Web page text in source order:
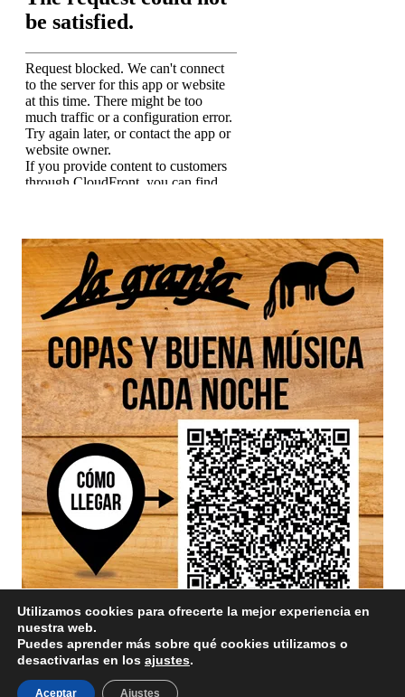
Utilizamos cookies para ofrecerte la mejor experiencia en
nuestra web.
Puedes aprender más sobre qué cookies utilizamos o
desactivarlas en los ajustes.
Aceptar Ajustes